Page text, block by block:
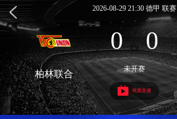
2026-08-29 21:30 德甲 联赛
0 : 0
柏林联合 未开赛
视频直播